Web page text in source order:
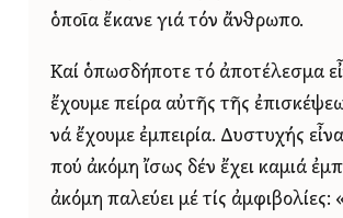
ὁποῖα ἔκανε γιά τόν ἄνθρωπο.
Καί ὁπωσδήποτε τό ἀποτέλεσμα
ἔχουμε πείρα αὐτῆς τῆς
νά ἔχουμε ἐμπειρία. Δυστυχής
πού ἀκόμη ἴσως δέν ἔχει καμιά
ἀκόμη παλεύει μέ τίς